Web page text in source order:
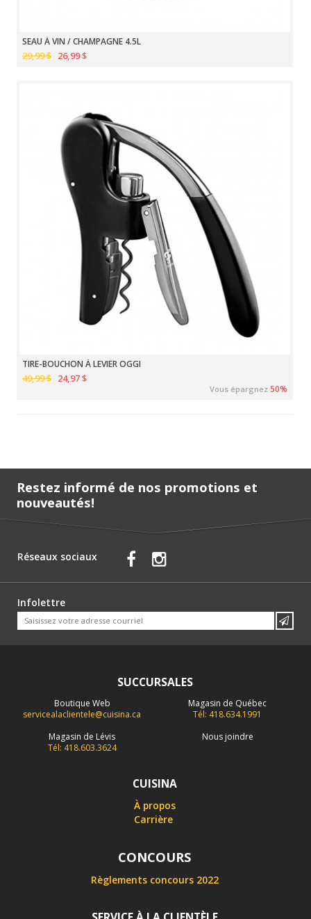
SEAU À VIN / CHAMPAGNE 4.5L
29,99 $ 26,99 $
TIRE-BOUCHON À LEVIER OGGI
49,99 $ 24,97 $
Vous épargnez50%
Restez informé de nos promotions et
nouveautés!
Réseaux sociaux
Infolettre
SUCCURSALES
Boutique Web
servicealaclientele@cuisina.ca
Magasin de Québec
Tél: 418.634.1991
Magasin de Lévis
Tél: 418.603.3624
Nous joindre
CUISINA
À propos
Carrière
CONCOURS
Règlements concours 2022